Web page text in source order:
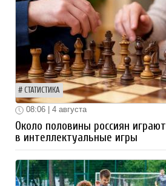
СТАТИСТИКА
08:06 | 4 августа
Около половины россиян играют
в интеллектуальные игры